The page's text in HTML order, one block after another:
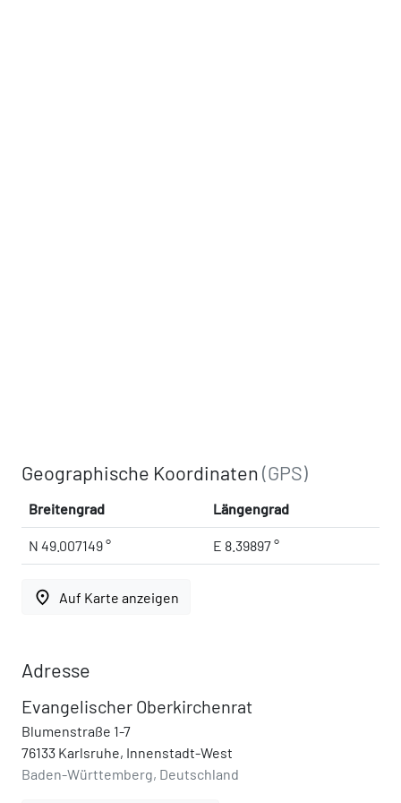
Geographische Koordinaten(GPS)
Breitengrad Längengrad
N 49.007149 ° E 8.39897 °
place Auf Karte anzeigen
Adresse
Evangelischer Oberkirchenrat
Blumenstraße 1-7
76133 Karlsruhe, Innenstadt-West
Baden-Württemberg, Deutschland